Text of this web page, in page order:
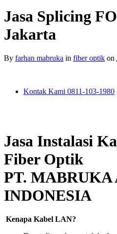
Jasa Splicing
Jakarta
By farhan mabruka in fiber optik on
Kontak Kami 0811-103-1980
Jasa Instalasi
Fiber Optik
PT. MABRUKA
INDONESIA
Kenapa Kabel LAN?